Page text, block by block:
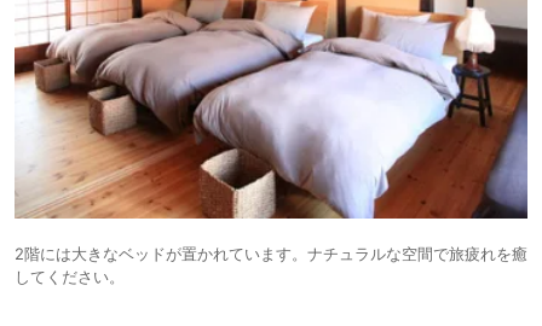
2階には大きなベッドが置かれています。ナチュラルな空間で旅疲れを癒
してください。